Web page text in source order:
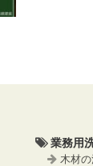
業務用
木材の